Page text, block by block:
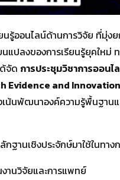
รู้ออนไลน์ด้านการวิจัย ที่มุ่
แปลงของการเรียนรู้ยุคให
จัด การประชุมวิชาการออน
and
เน้นพัฒนาองค์ความรู้พื้นฐาน
ฐานเชิงประจักษ์มาใช้ในทา
านวิจัยและการแพทย์